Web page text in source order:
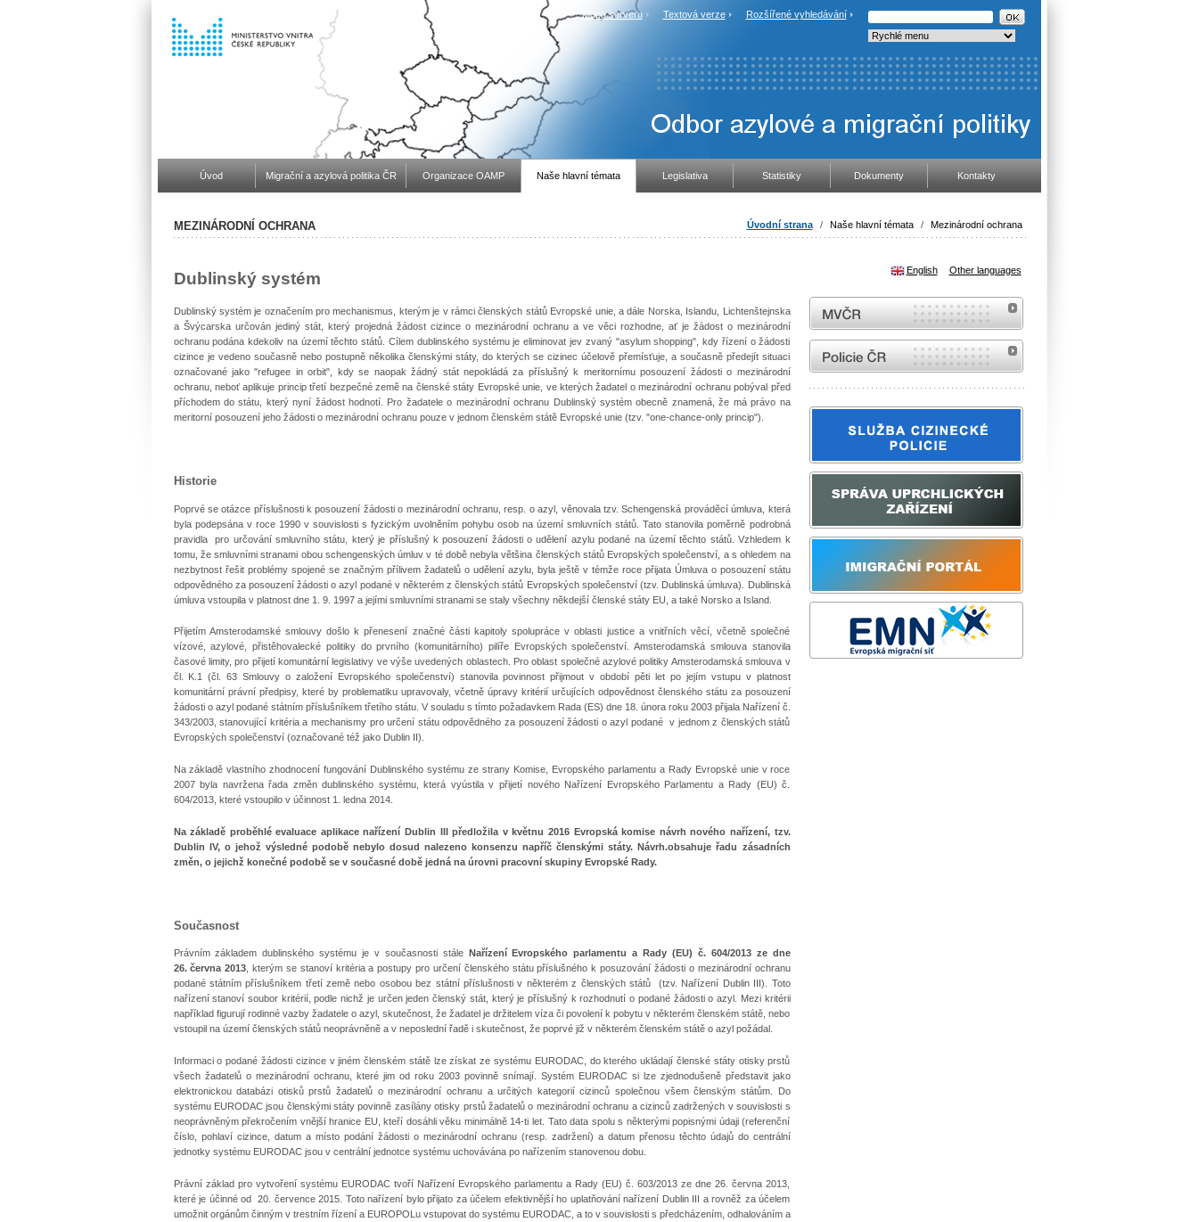
Mapa serveru Textová verze Rozšířené vyhledávání
Úvod Migrační a azylová politika ČR Organizace OAMP Naše hlavní témata Legislativa Statistiky Dokumenty Kontakty
Úvodní strana / Naše hlavní témata / Mezinárodní ochrana
MEZINÁRODNÍ OCHRANA
Dublinský systém
Dublinský systém je označením pro mechanismus, kterým je v rámci členských států Evropské unie, a dále Norska, Islandu, Lichtenštejnska
a Švýcarska určován jediný stát, který projedná žádost cizince o mezinárodní ochranu a ve věci rozhodne, ať je žádost o mezinárodní
ochranu podána kdekoliv na území těchto států. Cílem dublinského systému je eliminovat jev zvaný "asylum shopping", kdy řízení o žádosti
cizince je vedeno současně nebo postupně několika členskými státy, do kterých se cizinec účelově přemísťuje, a současně předejít situaci
označované jako "refugee in orbit", kdy se naopak žádný stát nepokládá za příslušný k meritornímu posouzení žádosti o mezinárodní
ochranu, neboť aplikuje princip třetí bezpečné země na členské státy Evropské unie, ve kterých žadatel o mezinárodní ochranu pobýval před
příchodem do státu, který nyní žádost hodnotí. Pro žadatele o mezinárodní ochranu Dublinský systém obecně znamená, že má právo na
meritorní posouzení jeho žádosti o mezinárodní ochranu pouze v jednom členském státě Evropské unie (tzv. "one-chance-only princip").
Historie
Poprvé se otázce příslušnosti k posouzení žádosti o mezinárodní ochranu, resp. o azyl, věnovala tzv. Schengenská prováděcí úmluva, která
byla podepsána v roce 1990 v souvislosti s fyzickým uvolněním pohybu osob na území smluvních států. Tato stanovila poměrně podrobná
pravidla pro určování smluvního státu, který je příslušný k posouzení žádosti o udělení azylu podané na území těchto států. Vzhledem k
tomu, že smluvními stranami obou schengenských úmluv v té době nebyla většina členských států Evropských společenství, a s ohledem na
nezbytnost řešit problémy spojené se značným přílivem žadatelů o udělení azylu, byla ještě v témže roce přijata Úmluva o posouzení státu
odpovědného za posouzení žádosti o azyl podané v některém z členských států Evropských společenství (tzv. Dublinská úmluva). Dublinská
úmluva vstoupila v platnost dne 1. 9. 1997 a jejími smluvními stranami se staly všechny někdejší členské státy EU, a také Norsko a Island.
Přijetím Amsterodamské smlouvy došlo k přenesení značné části kapitoly spolupráce v oblasti justice a vnitřních věcí, včetně společné
vízové, azylové, přistěhovalecké politiky do prvního (komunitárního) pilíře Evropských společenství. Amsterodamská smlouva stanovila
časové limity, pro přijetí komunitární legislativy ve výše uvedených oblastech. Pro oblast společné azylové politiky Amsterodamská smlouva v
čl. K.1 (čl. 63 Smlouvy o založení Evropského společenství) stanovila povinnost přijmout v období pěti let po jejím vstupu v platnost
komunitární právní předpisy, které by problematiku upravovaly, včetně úpravy kritérií určujících odpovědnost členského státu za posouzení
žádosti o azyl podané státním příslušníkem třetího státu. V souladu s tímto požadavkem Rada (ES) dne 18. února roku 2003 přijala Nařízení č.
343/2003, stanovující kritéria a mechanismy pro určení státu odpovědného za posouzení žádosti o azyl podané v jednom z členských států
Evropských společenství (označované též jako Dublin II).
Na základě vlastního zhodnocení fungování Dublinského systému ze strany Komise, Evropského parlamentu a Rady Evropské unie v roce
2007 byla navržena řada změn dublinského systému, která vyústila v přijetí nového Nařízení Evropského Parlamentu a Rady (EU) č.
604/2013, které vstoupilo v účinnost 1. ledna 2014.
Na základě proběhlé evaluace aplikace nařízení Dublin III předložila v květnu 2016 Evropská komise návrh nového nařízení, tzv.
Dublin IV, o jehož výsledné podobě nebylo dosud nalezeno konsenzu napříč členskými státy. Návrh.obsahuje řadu zásadních
změn, o jejichž konečné podobě se v současné době jedná na úrovni pracovní skupiny Evropské Rady.
Současnost
Právním základem dublinského systému je v současnosti stále
Nařízení Evropského parlamentu a Rady (EU) č. 604/2013 ze dne
26. června 2013, kterým se stanoví kritéria a postupy pro určení členského státu příslušného k posuzování žádosti o mezinárodní ochranu
podané státním příslušníkem třetí země nebo osobou bez státní příslušnosti v některém z členských států (tzv. Nařízení Dublin III). Toto
nařízení stanoví soubor kritérií, podle nichž je určen jeden členský stát, který je příslušný k rozhodnutí o podané žádosti o azyl. Mezi kritérii
například figurují rodinné vazby žadatele o azyl, skutečnost, že žadatel je držitelem víza či povolení k pobytu v některém členském státě, nebo
vstoupil na území členských států neoprávněně a v neposlední řadě i skutečnost, že poprvé již v některém členském státě o azyl požádal.
Informaci o podané žádosti cizince v jiném členském státě lze získat ze systému EURODAC, do kterého ukládají členské státy otisky prstů
všech žadatelů o mezinárodní ochranu, které jim od roku 2003 povinně snímají. Systém EURODAC si lze zjednodušeně představit jako
elektronickou databázi otisků prstů žadatelů o mezinárodní ochranu a určitých kategorií cizinců společnou všem členským státům. Do
systému EURODAC jsou členskými státy povinně zasílány otisky prstů žadatelů o mezinárodní ochranu a cizinců zadržených v souvislosti s
neoprávněným překročením vnější hranice EU, kteří dosáhli věku minimálně 14-ti let. Tato data spolu s některými popisnými údaji (referenční
číslo, pohlaví cizince, datum a místo podání žádosti o mezinárodní ochranu (resp. zadržení) a datum přenosu těchto údajů do centrální
jednotky systému EURODAC jsou v centrální jednotce systému uchovávána po nařízením stanovenou dobu.
Právní základ pro vytvoření systému EURODAC tvoří Nařízení Evropského parlamentu a Rady (EU) č. 603/2013 ze dne 26. června 2013,
které je účinné od 20. července 2015. Toto nařízení bylo přijato za účelem efektivnější ho uplatňování nařízení Dublin III a rovněž za účelem
umožnit orgánům činným v trestním řízení a EUROPOLu vstupovat do systému EURODAC, a to v souvislosti s předcházením, odhalováním a
English Other languages
MVČR
internetové stránky Policie ČR